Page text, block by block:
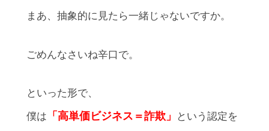
まあ、抽象的に見たら一緒じゃないですか。
ごめんなさいね辛口で。
といった形で、
僕は 「高単価ビジネス＝詐欺」
という認定を